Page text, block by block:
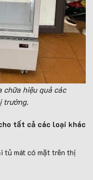
chữa hiệu quả các
trường.
tất cả các loại khác
tủ mát có mặt trên thị